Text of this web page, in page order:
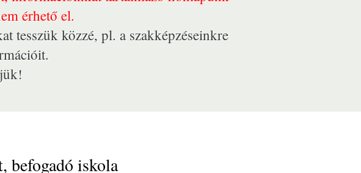
érhető el.
tesszük közzé, pl. a szakképzéseinkre
befogadó iskola